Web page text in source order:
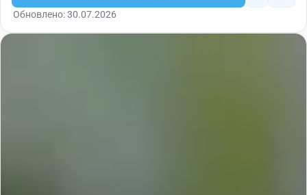
Обновлено: 30.07.2026